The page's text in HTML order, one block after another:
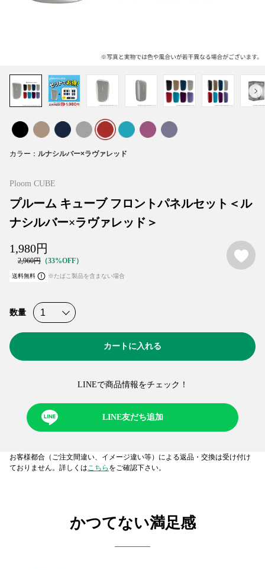
カラー
Ploom CUBE
プルーム キューブ フロントパネルセット＜ル
ナシルバー×ラヴァレッド＞
2,960円 33%OFF
1,980円
送料無料 ※たばこ製品を含まない場合
数量
カートに入れる
LINEで商品情報をチェック！​
LINE友だち追加
お客様都合（ご注文間違い、イメージ違い等）による返品・交換は受け付け
ておりません。詳しくはこちら をご確認下さい。
かつてない満足感